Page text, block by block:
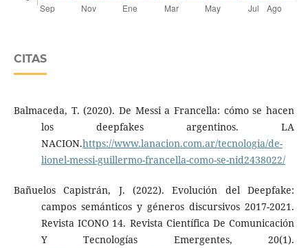
CITAS
Balmaceda, T. (2020). De Messi a Francella: cómo se hacen
los deepfakes argentinos. LA
NACION.https://www.lanacion.com.ar/tecnologia/de-
lionel-messi-guillermo-francella-como-se-nid2438022/
Bañuelos Capistrán, J. (2022). Evolución del Deepfake:
campos semánticos y géneros discursivos 2017-2021.
Revista ICONO 14. Revista Científica De Comunicación
Y Tecnologías Emergentes, 20(1).